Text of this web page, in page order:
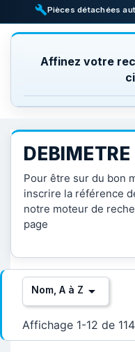
buildPièces détachées
Affinez votre
DEBIMETRE
Pour être sur du bon
inscrire la référence
notre moteur de
page
Nom, A à Z 
Affichage 1-12 de